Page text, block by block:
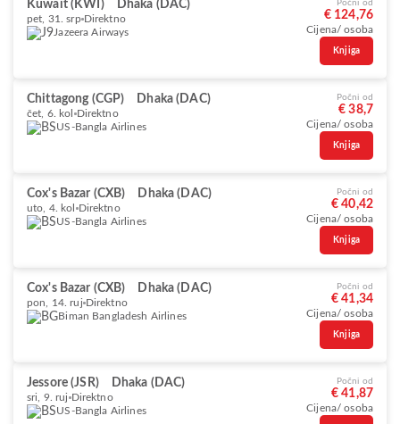
Kuwait (KWI) Dhaka (DAC)
pet, 31. srp Direktno
Jazeera Airways
Počni od
€ 124,76
Cijena/ osoba
Knjiga
Chittagong (CGP) Dhaka (DAC)
čet, 6. kol Direktno
US-Bangla Airlines
Počni od
€ 38,7
Cijena/ osoba
Knjiga
Cox's Bazar (CXB) Dhaka (DAC)
uto, 4. kol Direktno
US-Bangla Airlines
Počni od
€ 40,42
Cijena/ osoba
Knjiga
Cox's Bazar (CXB) Dhaka (DAC)
pon, 14. ruj Direktno
Biman Bangladesh Airlines
Počni od
€ 41,34
Cijena/ osoba
Knjiga
Jessore (JSR) Dhaka (DAC)
sri, 9. ruj Direktno
US-Bangla Airlines
Počni od
€ 41,87
Cijena/ osoba